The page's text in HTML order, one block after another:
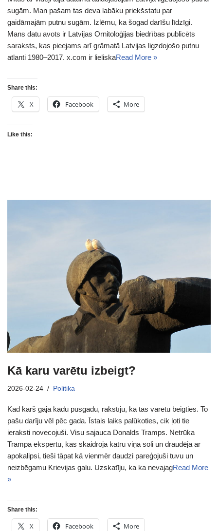
sugām. Man pašam tas deva labāku priekšstatu par
gaidāmajām putnu sugām. Izlēmu, ka šogad darīšu līdzīgi.
Mans datu avots ir Latvijas Ornitoloģijas biedrības publicēts
saraksts, kas pieejams arī grāmatā Latvijas ligzdojošo putnu
atlanti 1980–2017. x.com ir lieliskaRead More »
Share this:
X Facebook More
Like this:
Kā karu varētu izbeigt?
2026-02-24 Politika
Kad karš gāja kādu pusgadu, rakstīju, kā tas varētu beigties. To
pašu darīju vēl pēc gada. Īstais laiks palūkoties, cik ļoti tie
ieraksti novecojuši. Visu sajauca Donalds Tramps. Netrūka
Trampa ekspertu, kas skaidroja katru viņa soli un draudēja ar
apokalipsi, tieši tāpat kā vienmēr daudzi pareģojuši tuvu un
neizbēgamu Krievijas galu. Uzskatīju, ka ka nevajagRead More
»
Share this:
X Facebook More